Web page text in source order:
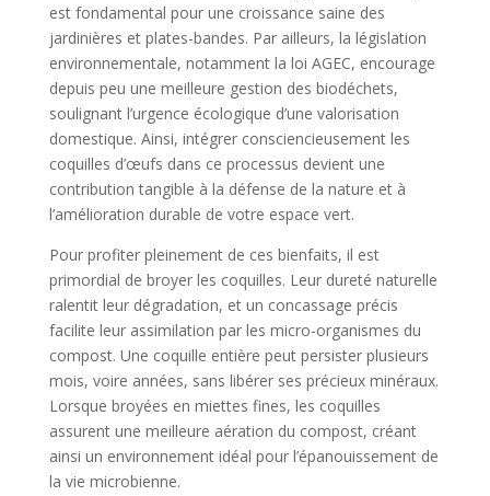
est fondamental pour une croissance saine des
jardinières et plates-bandes. Par ailleurs, la législation
environnementale, notamment la loi AGEC, encourage
depuis peu une meilleure gestion des biodéchets,
soulignant l’urgence écologique d’une valorisation
domestique. Ainsi, intégrer consciencieusement les
coquilles d’œufs dans ce processus devient une
contribution tangible à la défense de la nature et à
l’amélioration durable de votre espace vert.
Pour profiter pleinement de ces bienfaits, il est
primordial de broyer les coquilles. Leur dureté naturelle
ralentit leur dégradation, et un concassage précis
facilite leur assimilation par les micro-organismes du
compost. Une coquille entière peut persister plusieurs
mois, voire années, sans libérer ses précieux minéraux.
Lorsque broyées en miettes fines, les coquilles
assurent une meilleure aération du compost, créant
ainsi un environnement idéal pour l’épanouissement de
la vie microbienne.